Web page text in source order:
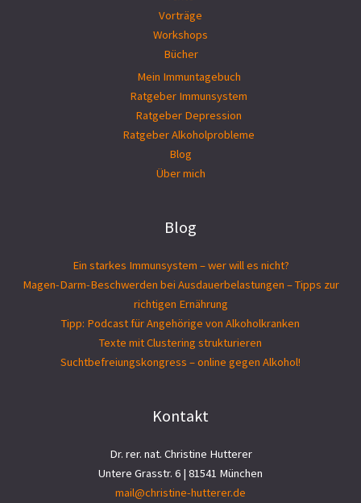
Vorträge
Workshops
Bücher
Mein Immuntagebuch
Ratgeber Immunsystem
Ratgeber Depression
Ratgeber Alkoholprobleme
Blog
Über mich
Blog
Ein starkes Immunsystem – wer will es nicht?
Magen-Darm-Beschwerden bei Ausdauerbelastungen – Tipps zur
richtigen Ernährung
Tipp: Podcast für Angehörige von Alkoholkranken
Texte mit Clustering strukturieren
Suchtbefreiungs­kongress – online gegen Alkohol!
Kontakt
Dr. rer. nat. Christine Hutterer
Untere Grasstr. 6 | 81541 München
mail@christine-hutterer.de